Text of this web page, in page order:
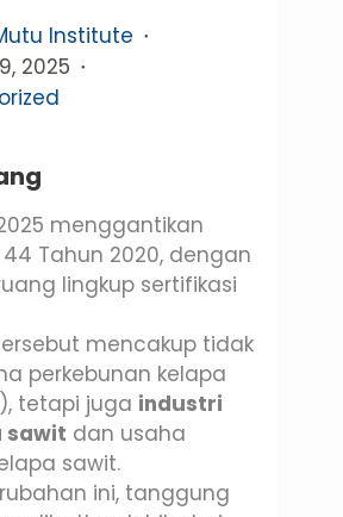
Institute
2025
menggantikan
44 Tahun 2020, dengan
lingkup sertifikasi
mencakup tidak
perkebunan kelapa
tetapi juga industri
sawit dan usaha
sawit.
ini, tanggung